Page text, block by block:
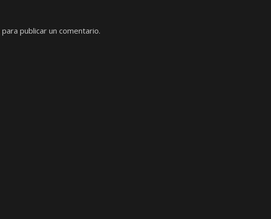
para publicar un comentario.